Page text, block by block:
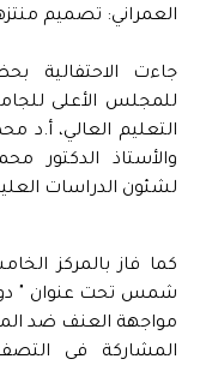
العمراني: تصميم
جاءت الاحتفالية
للمجلس الأعلى
التعليم العالي،
والأستاذ الدكتور
لشئون الدراسات
كما فاز بالمركز
شمس تحت عنوان " دور
مواجهة العنف ضد
المشاركة فى